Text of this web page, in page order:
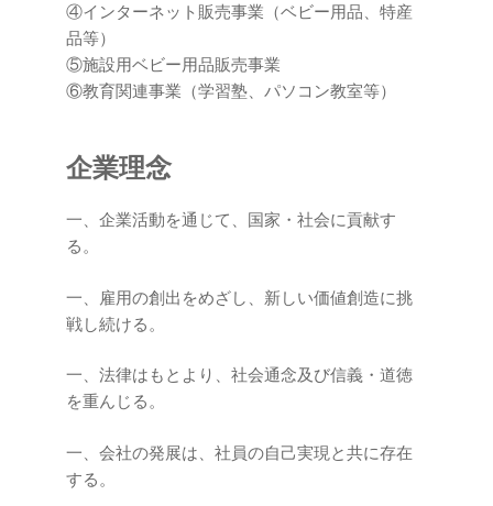
④インターネット販売事業（ベビー用品、特産
品等）
⑤施設用ベビー用品販売事業
⑥教育関連事業（学習塾、パソコン教室等）
企業理念
一、企業活動を通じて、国家・社会に貢献す
る。
一、雇用の創出をめざし、新しい価値創造に挑
戦し続ける。
一、法律はもとより、社会通念及び信義・道徳
を重んじる。
一、会社の発展は、社員の自己実現と共に存在
する。